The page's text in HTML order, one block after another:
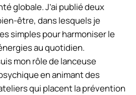
globale. J’ai publié deux
être, dans lesquels je
simples pour harmoniser le
au quotidien.
mon rôle de lanceuse
en animant des
qui placent la prévention